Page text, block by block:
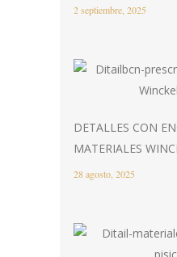
2 septiembre, 2025
DETALLES CON
MATERIALES
28 agosto, 2025